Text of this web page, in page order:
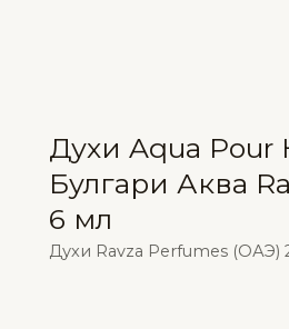
Духи Aqua Pour
Булгари Аква
6 мл
Духи Ravza Perfumes (ОАЭ)